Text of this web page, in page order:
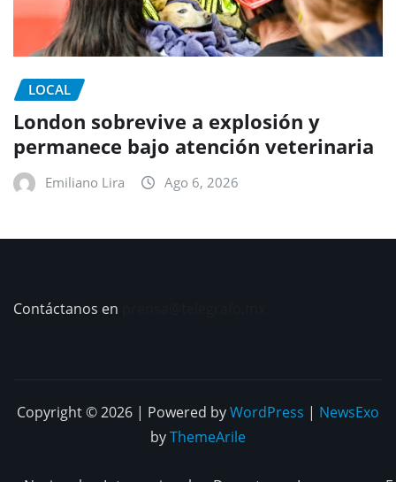
LOCAL
London sobrevive a explosión y
permanece bajo atención veterinaria
Emiliano Lira Ago 6, 2026
Contáctanos en
Copyright © 2026 | Powered byWordPress | NewsExo
byThemeArile